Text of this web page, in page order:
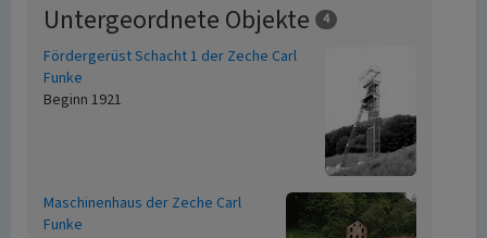
Untergeordnete Objekte 4
Fördergerüst Schacht 1 der Zeche Carl
Funke
Beginn 1921
Maschinenhaus der Zeche Carl
Funke